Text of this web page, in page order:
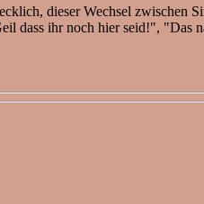
dieser Wechsel zwischen
dass ihr noch hier seid!", "Das